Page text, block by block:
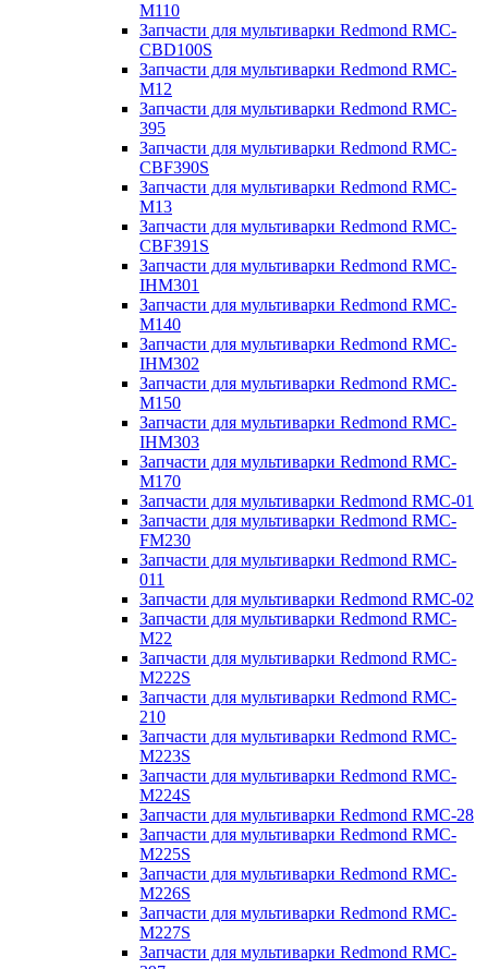
M110
Запчасти для мультиварки Redmond RMC-
CBD100S
Запчасти для мультиварки Redmond RMC-
M12
Запчасти для мультиварки Redmond RMC-
395
Запчасти для мультиварки Redmond RMC-
CBF390S
Запчасти для мультиварки Redmond RMC-
M13
Запчасти для мультиварки Redmond RMC-
CBF391S
Запчасти для мультиварки Redmond RMC-
IHM301
Запчасти для мультиварки Redmond RMC-
M140
Запчасти для мультиварки Redmond RMC-
IHM302
Запчасти для мультиварки Redmond RMC-
M150
Запчасти для мультиварки Redmond RMC-
IHM303
Запчасти для мультиварки Redmond RMC-
M170
Запчасти для мультиварки Redmond RMC-01
Запчасти для мультиварки Redmond RMC-
FM230
Запчасти для мультиварки Redmond RMC-
011
Запчасти для мультиварки Redmond RMC-02
Запчасти для мультиварки Redmond RMC-
M22
Запчасти для мультиварки Redmond RMC-
M222S
Запчасти для мультиварки Redmond RMC-
210
Запчасти для мультиварки Redmond RMC-
M223S
Запчасти для мультиварки Redmond RMC-
M224S
Запчасти для мультиварки Redmond RMC-28
Запчасти для мультиварки Redmond RMC-
M225S
Запчасти для мультиварки Redmond RMC-
M226S
Запчасти для мультиварки Redmond RMC-
M227S
Запчасти для мультиварки Redmond RMC-